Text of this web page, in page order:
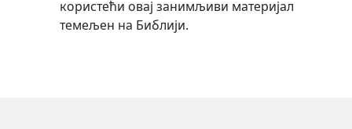
користећи овај занимљиви материјал
темељен на Библији.